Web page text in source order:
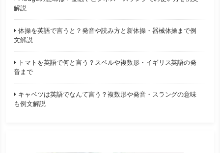
解説
体操を英語で言うと？発音や読み方と新体操・器械体操まで例
文解説
トマトを英語で何と言う？スペルや複数形・イギリス英語の発
音まで
キャベツは英語でなんて言う？複数形や発音・スラングの意味
も例文解説